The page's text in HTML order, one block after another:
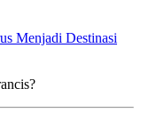
Menjadi Destinasi